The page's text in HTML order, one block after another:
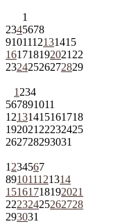
1
2345678
9101112131415
161718192021 22
23242526272829
1 234
567891011
12131415161718
192021 22232425
262728293031
1 234567
891011121314
15161718192021
22232425262728
293031